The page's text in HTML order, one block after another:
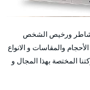
شاطر ورخيص الشخص
والمقاسات و الانواع
المختصة بهذا المجال و